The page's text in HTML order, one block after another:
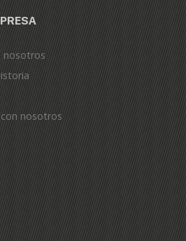
nosotros
nosotros